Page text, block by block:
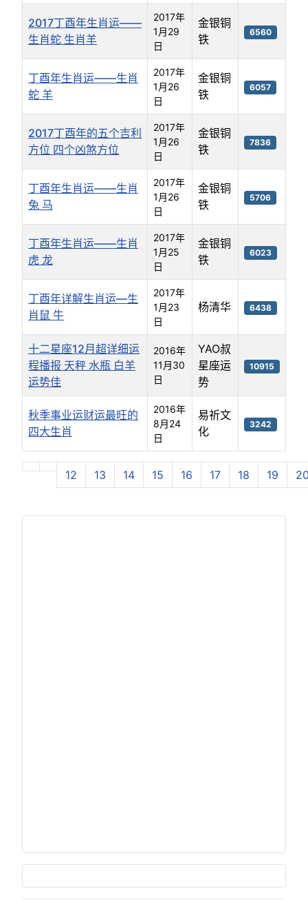
文章列表
2017丁酉年生肖运——
生肖蛇 生肖羊
2017年
1月29
日
金银铜
铁
6560
丁酉年生肖运——生肖
蛇 羊
2017年
1月26
日
金银铜
铁
6057
2017丁酉年的五个吉利
方位 四个凶煞方位
2017年
1月26
日
金银铜
铁
7836
丁酉年生肖运——生肖
兔 马
2017年
1月26
日
金银铜
铁
5706
丁酉年生肖运——生肖
虎 龙
2017年
1月25
日
金银铜
铁
6023
丁酉年详解生肖运—生
肖鼠 牛
2017年
1月23
日
杨清华 6438
十二星座12月超详细运
程播报 天秤 水瓶 白羊
运势佳
2016年
11月30
日
YAO叔
星座运
势
10915
秋季事业运财运最旺的
四大生肖
2016年
8月24
日
易祈文
化
3242
第 21 页 共 21 页
12 13 14 15 16 17 18 19